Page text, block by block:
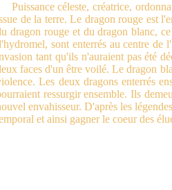
Puissance céleste, créatrice,
de la terre. Le dragon rouge est
dragon rouge et du dragon blanc,
sont enterrés au centre
tant qu'ils n'auraient pas été
faces d'un être voilé. Le dragon
Les deux dragons enterrés
ressurgir ensemble. Ils
envahisseur. D'après les
et ainsi gagner le coeur des